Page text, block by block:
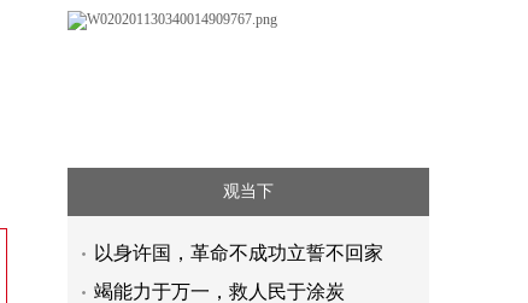
观当下
以身许国，革命不成功立誓不回家
竭能力于万一，救人民于涂炭